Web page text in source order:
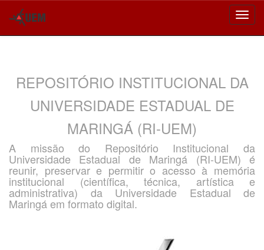
REPOSITÓRIO INSTITUCIONAL DA
UNIVERSIDADE ESTADUAL DE
MARINGÁ (RI-UEM)
A missão do Repositório Institucional da
Universidade Estadual de Maringá (RI-UEM) é
reunir, preservar e permitir o acesso à memória
institucional (científica, técnica, artística e
administrativa) da Universidade Estadual de
Maringá em formato digital.